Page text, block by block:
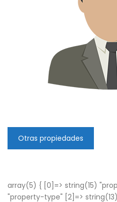
Otras propiedades
array(5) { [0]=> string(15)
"property-type" [2]=>